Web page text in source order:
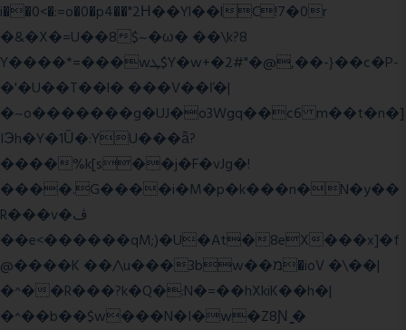
i��0<�:=o�0�p4��"2Η��Yl��lC!7�0r
�&�X�=U��8$~�ω� ��\k?8
Y����*=���wܛ$Y�w+�2#"�@,��-}��c�P-
�'�U��T��l� ���V��ľ�|
�~o�������g�UJ�o3Wgq��c6 m��t�n�]
IЭh�Y�1Ȕ�:YU���ǟ?
����%k[s��j�F�vJg�!
����.G����i�M�p�k���n�N�y��
R���v�ڤ
��e<������qM;)�U�At�8eX���x]�f
@����K ��/\u���3bw��מ�ioV �\��|
�^��R���?k�Q�:N�=��hXkiK��h�|
�^��b��$w���N�I�w�Z8Ɲ ͚�